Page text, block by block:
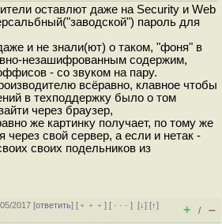
оставлют даже на Security и Web
пароль для
и не знали(ют) о таком, "фоня" в
незашифрованным содержим,
- со звуком на пару.
всёравно, клавное чтобы
в техподдержку было о том
через браузер,
же картинку получает, по тому же
через свой сервер, а если и нетак -
своих подельников из
2017 [ответить] [ ﹢﹢﹢] [ · · ·][↓] [↑]
+ / –